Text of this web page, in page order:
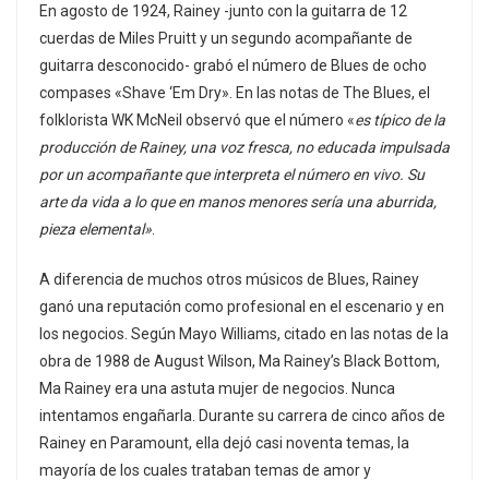
En agosto de 1924, Rainey -junto con la guitarra de 12
cuerdas de Miles Pruitt y un segundo acompañante de
guitarra desconocido- grabó el número de Blues de ocho
compases «Shave ‘Em Dry». En las notas de The Blues, el
folklorista WK McNeil observó que el número «es típico de la
producción de Rainey, una voz fresca, no educada impulsada
por un acompañante que interpreta el número en vivo. Su
arte da vida a lo que en manos menores sería una aburrida,
pieza elemental»
A diferencia de muchos otros músicos de Blues, Rainey
ganó una reputación como profesional en el escenario y en
los negocios. Según Mayo Williams, citado en las notas de la
obra de 1988 de August Wilson, Ma Rainey’s Black Bottom,
Ma Rainey era una astuta mujer de negocios. Nunca
intentamos engañarla. Durante su carrera de cinco años de
Rainey en Paramount, ella dejó casi noventa temas, la
mayoría de los cuales trataban temas de amor y